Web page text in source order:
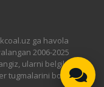
ga havola
2006-2025
ularni belgilab,
tugmalarini bosing.